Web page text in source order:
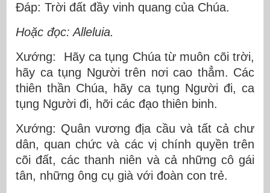
Ðáp: Trời đất đầy vinh quang của Chúa.
Hoặc đọc: Alleluia.
Xướng: Hãy ca tụng Chúa từ muôn cõi trời,
hãy ca tụng Người trên nơi cao thẳm. Các
thiên thần Chúa, hãy ca tụng Người đi, ca
tụng Người đi, hỡi các đạo thiên binh.
Xướng: Quân vương địa cầu và tất cả chư
dân, quan chức và các vị chính quyền trên
cõi đất, các thanh niên và cả những cô gái
tân, những ông cụ già với đoàn con trẻ.